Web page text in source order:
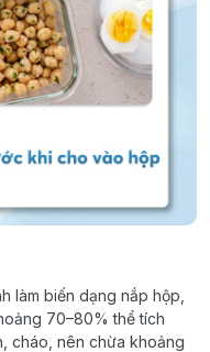
làm biến dạng nắp hộp,
70–80% thể tích
cháo, nên chừa khoảng